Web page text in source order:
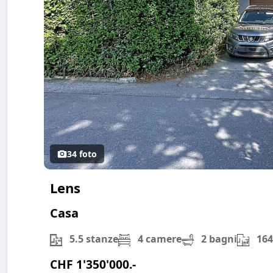
34 foto
Lens
Casa
5.5 stanze 4 camere 2 bagni
CHF 1'350'000.-